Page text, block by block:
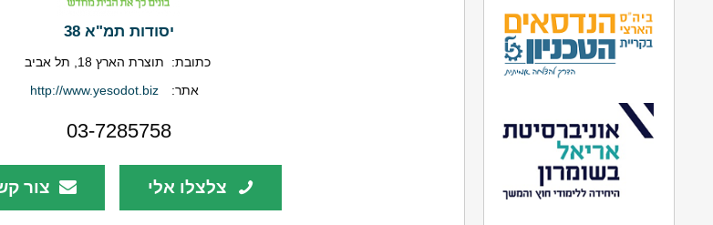
יסודות תמ"א 38
כתובת:
תוצרת הארץ 18, תל אביב
אתר:
http://www.yesodot.biz
03-7285758
צלצלו אלי צור